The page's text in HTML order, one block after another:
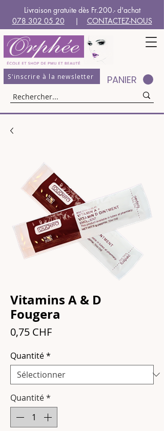
Livraison gratuite dès Fr.200.- d'achat
078 302 05 20 | CONTACTEZ-NOUS
S'inscrire à la newsletter PANIER
Vitamins A & D
Fougera
0,75 CHFPrix
Quantité*
Quantité*